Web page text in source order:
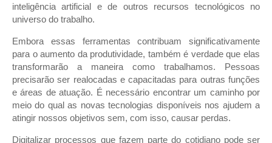
inteligência artificial e de outros recursos tecnológicos no
universo do trabalho.
Embora essas ferramentas contribuam significativamente
para o aumento da produtividade, também é verdade que elas
transformarão a maneira como trabalhamos. Pessoas
precisarão ser realocadas e capacitadas para outras funções
e áreas de atuação. É necessário encontrar um caminho por
meio do qual as novas tecnologias disponíveis nos ajudem a
atingir nossos objetivos sem, com isso, causar perdas.
Digitalizar processos que fazem parte do cotidiano pode ser